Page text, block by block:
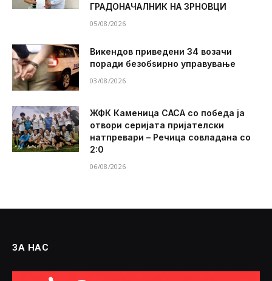
ГРАДОНАЧАЛНИК НА ЗРНОВЦИ
05/08/2026
Викендов приведени 34 возачи
поради безобѕирно управување
03/08/2026
ЖФК Каменица САСА со победа ја
отвори серијата пријателски
натпревари – Речица совладана со
2:0
06/08/2026
ЗА НАС